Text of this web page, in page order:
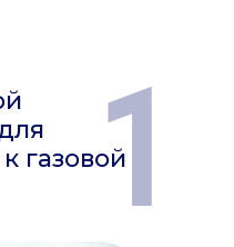
1
газовой